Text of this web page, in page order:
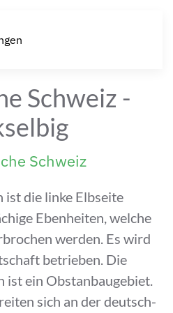
Schweiz -
Schweiz
ist die linke Elbseite
Ebenheiten, welche
werden. Es wird
betrieben. Die
ist ein Obstanbaugebiet.
sich an der deutsch-